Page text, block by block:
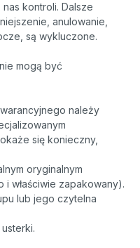
kontroli. Dalsze
anulowanie,
są wykluczone.
mogą być
należy
się konieczny,
oryginalnym
właściwie zapakowany).
lub jego czytelna